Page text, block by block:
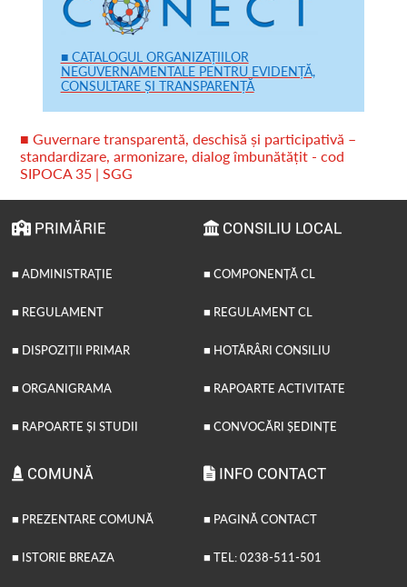
■ CATALOGUL ORGANIZAȚIILOR
NEGUVERNAMENTALE PENTRU EVIDENȚĂ,
CONSULTARE ȘI TRANSPARENȚĂ
■ Guvernare transparentă, deschisă și participativă –
standardizare, armonizare, dialog îmbunătățit - cod
SIPOCA 35 | SGG
PRIMĂRIE
■ ADMINISTRAȚIE
■ REGULAMENT
■ DISPOZIȚII PRIMAR
■ ORGANIGRAMA
■ RAPOARTE ȘI STUDII
CONSILIU LOCAL
■ COMPONENȚĂ CL
■ REGULAMENT CL
■ HOTĂRÂRI CONSILIU
■ RAPOARTE ACTIVITATE
■ CONVOCĂRI ȘEDINȚE
COMUNĂ
■ PREZENTARE COMUNĂ
■ ISTORIE BREAZA
INFO CONTACT
■ PAGINĂ CONTACT
■ TEL: 0238-511-501